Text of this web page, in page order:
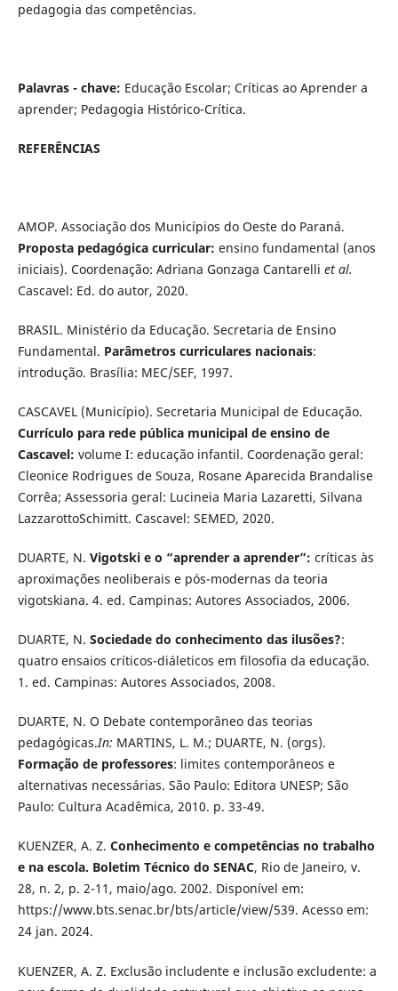
pedagogia das competências.
Palavras - chave: Educação Escolar; Críticas ao Aprender a
aprender; Pedagogia Histórico-Crítica.
REFERÊNCIAS
AMOP. Associação dos Municípios do Oeste do Paraná.
Proposta pedagógica curricular: ensino fundamental (anos
iniciais). Coordenação: Adriana Gonzaga Cantarelli et al.
Cascavel: Ed. do autor, 2020.
BRASIL. Ministério da Educação. Secretaria de Ensino
Fundamental. Parâmetros curriculares nacionais:
introdução. Brasília: MEC/SEF, 1997.
CASCAVEL (Município). Secretaria Municipal de Educação.
Currículo para rede pública municipal de ensino de
Cascavel: volume I: educação infantil. Coordenação geral:
Cleonice Rodrigues de Souza, Rosane Aparecida Brandalise
Corrêa; Assessoria geral: Lucineia Maria Lazaretti, Silvana
LazzarottoSchimitt. Cascavel: SEMED, 2020.
DUARTE, N. Vigotski e o “aprender a aprender”: críticas às
aproximações neoliberais e pós-modernas da teoria
vigotskiana. 4. ed. Campinas: Autores Associados, 2006.
DUARTE, N. Sociedade do conhecimento das ilusões?:
quatro ensaios críticos-diáleticos em filosofia da educação.
1. ed. Campinas: Autores Associados, 2008.
DUARTE, N. O Debate contemporâneo das teorias
pedagógicas.In: MARTINS, L. M.; DUARTE, N. (orgs).
Formação de professores: limites contemporâneos e
alternativas necessárias. São Paulo: Editora UNESP; São
Paulo: Cultura Acadêmica, 2010. p. 33-49.
KUENZER, A. Z. Conhecimento e competências no trabalho
e na escola. Boletim Técnico do SENAC, Rio de Janeiro, v.
28, n. 2, p. 2-11, maio/ago. 2002. Disponível em:
https://www.bts.senac.br/bts/article/view/539. Acesso em:
24 jan. 2024.
KUENZER, A. Z. Exclusão includente e inclusão excludente: a